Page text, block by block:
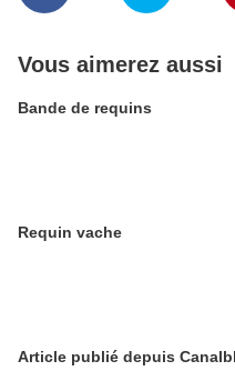
Vous aimerez aussi
Bande de requins
Requin vache
Article publié depuis